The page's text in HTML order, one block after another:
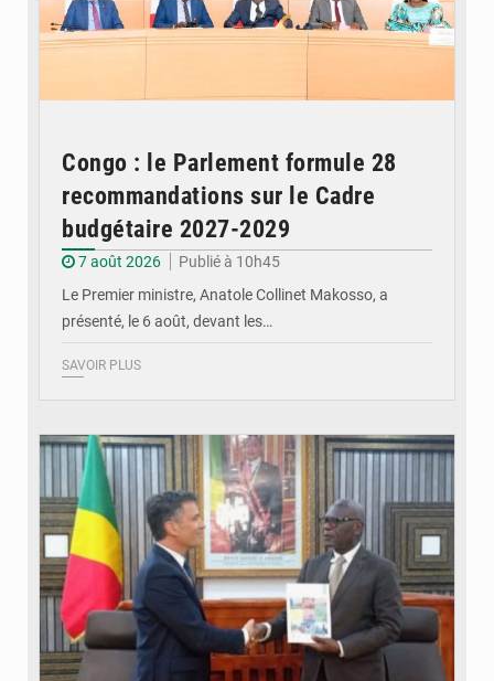
Congo : le Parlement formule 28
recommandations sur le Cadre
budgétaire 2027-2029
7 août 2026
Publié à 10h45
Le Premier ministre, Anatole Collinet Makosso, a
présenté, le 6 août, devant les…
SAVOIR PLUS